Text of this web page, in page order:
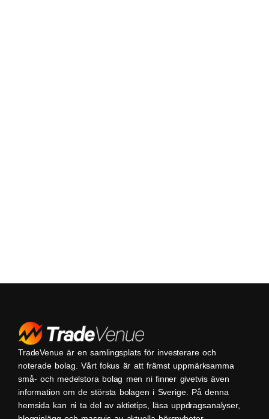
TradeVenue är en samlingsplats för investerare och
noterade bolag. Vårt fokus är att främst uppmärksamma
små- och medelstora bolag men ni finner givetvis även
information om de största bolagen i Sverige. På denna
hemsida kan ni ta del av aktietips, läsa uppdragsanalyser,